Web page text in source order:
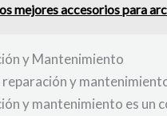
mejores accesorios para
y Mantenimiento
reparación y
y mantenimiento es un